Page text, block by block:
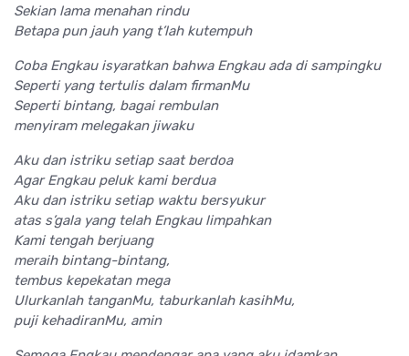
Sekian lama menahan rindu
Betapa pun jauh yang t’lah kutempuh
Coba Engkau isyaratkan bahwa Engkau ada di sampingku
Seperti yang tertulis dalam firmanMu
Seperti bintang, bagai rembulan
menyiram melegakan jiwaku
Aku dan istriku setiap saat berdoa
Agar Engkau peluk kami berdua
Aku dan istriku setiap waktu bersyukur
atas s’gala yang telah Engkau limpahkan
Kami tengah berjuang
meraih bintang-bintang,
tembus kepekatan mega
Ulurkanlah tanganMu, taburkanlah kasihMu,
puji kehadiranMu, amin